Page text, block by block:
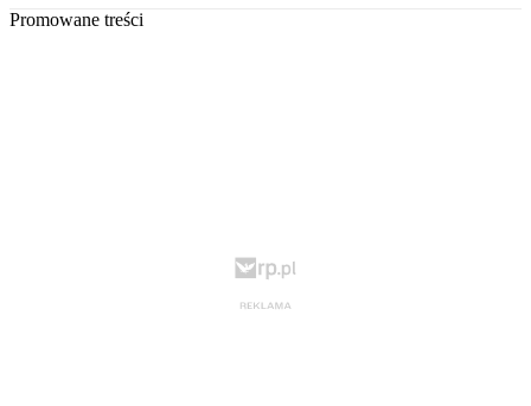
Promowane treści